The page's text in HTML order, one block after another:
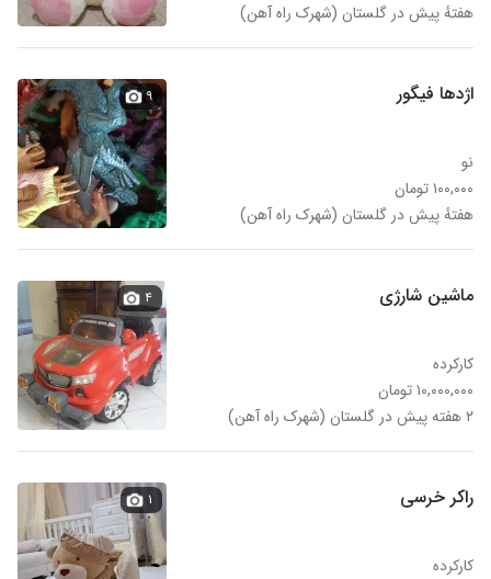
هفتهٔ پیش در گلستان (شهرک راه آهن)
اژدها فیگور
نو
۱۰۰,۰۰۰ تومان
هفتهٔ پیش در گلستان (شهرک راه آهن)
۹
ماشین شارژی
کارکرده
۱۰,۰۰۰,۰۰۰ تومان
۲ هفته پیش در گلستان (شهرک راه آهن)
۴
راکر خرسی
کارکرده
۱